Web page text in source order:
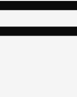
Copyright © 2023